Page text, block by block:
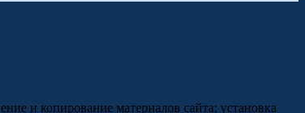
и копирование материалов сайта; установка